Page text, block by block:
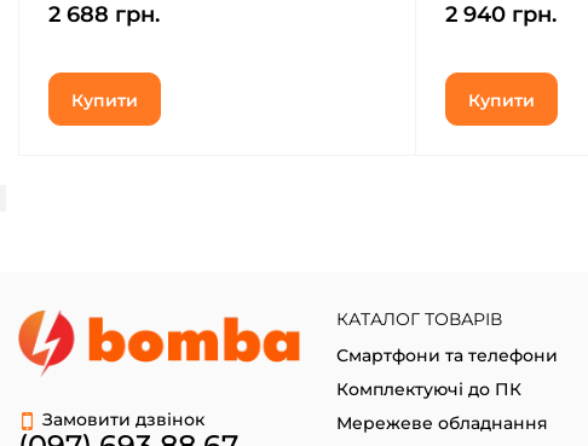
2 688 грн.
Купити
2 940 грн.
Купити
Замовити дзвінок
КАТАЛОГ ТОВАРІВ
Смартфони та телефони
Комплектуючі до ПК
Мережеве обладнання